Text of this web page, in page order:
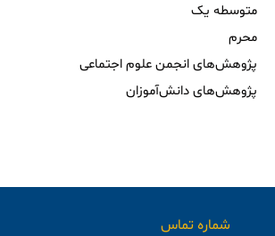
متوسطه یک
محرم
پژوهش‌های انجمن علوم اجتماعی
پژوهش‌های دانش‌آموزان
شماره تماس